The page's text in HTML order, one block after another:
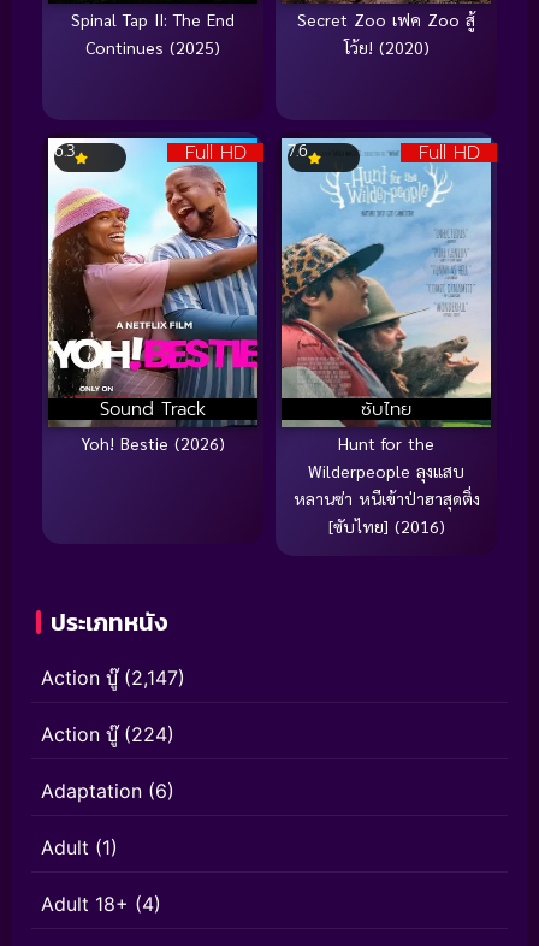
Spinal Tap II: The End
Continues (2025)
Secret Zoo เฟค Zoo สู้
โว้ย! (2020)
Full HD
Sound Track
6.3
Yoh! Bestie (2026)
Full HD
ซับไทย
7.6
Hunt for the
Wilderpeople ลุงแสบ
หลานซ่า หนีเข้าป่าฮาสุดติ่ง
[ซับไทย] (2016)
ประเภทหนัง
Action บู๊(2,147)
Action บู๊(224)
Adaptation (6)
Adult (1)
Adult 18+ (4)